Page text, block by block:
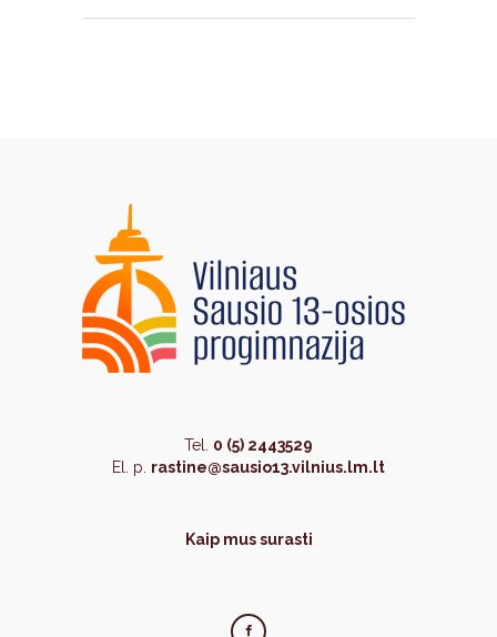
Tel. 0 (5) 2443529
El. p. rastine@sausio13.vilnius.lm.lt
Kaip mus surasti